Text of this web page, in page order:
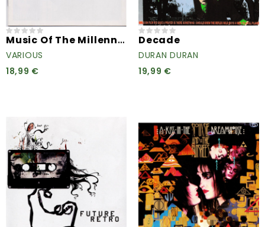
Music Of The Millennium III
VARIOUS
18,99 €
Decade
DURAN DURAN
19,99 €